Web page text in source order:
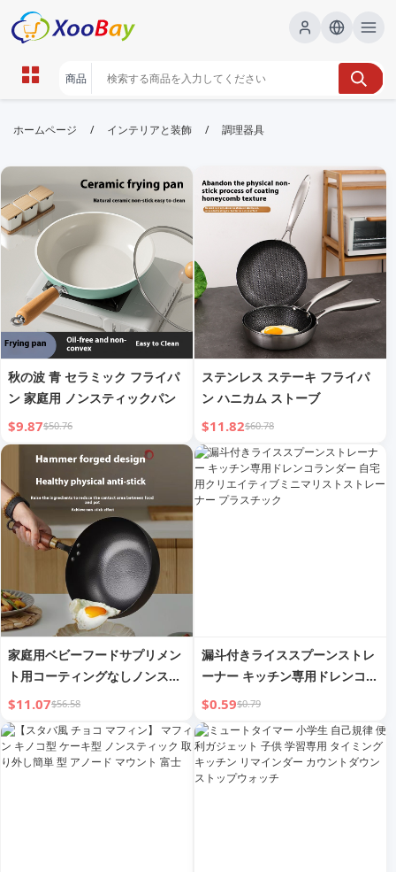
調理器具 | XOOBAY B2B/B2C
調理器具,キッチン,料理,台所用品,おすすめ, wholesale
調理器具, XOOBAY
家庭で使える調理器具の選び方と活用方法を解説。初心者にも分かりや
すいSEO向けガイドです。
ホームページ / インテリアと装飾 / 調理器具
秋の波 青 セラミック フライパ
ン 家庭用 ノンスティックパン
$9.87$50.76
ステンレス ステーキ フライパ
ン ハニカム ストーブ
$11.82$60.78
家庭用ベビーフードサプリメン
ト用コーティングなしノンステ
ィックパン
$11.07$56.58
漏斗付きライススプーンストレ
ーナー キッチン専用ドレンコラ
ンダー 自宅用クリエイティブミ
ニマリストストレーナー プラス
チック
$0.59$0.79